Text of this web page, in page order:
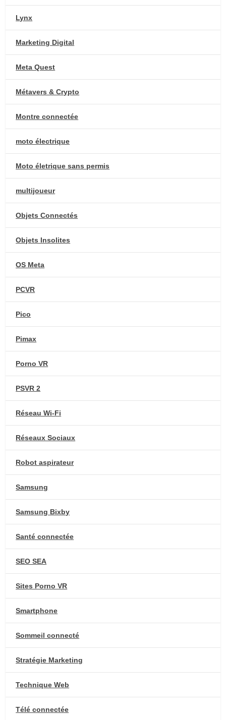
Lynx
Marketing Digital
Meta Quest
Métavers & Crypto
Montre connectée
moto électrique
Moto életrique sans permis
multijoueur
Objets Connectés
Objets Insolites
OS Meta
PCVR
Pico
Pimax
Porno VR
PSVR 2
Réseau Wi-Fi
Réseaux Sociaux
Robot aspirateur
Samsung
Samsung Bixby
Santé connectée
SEO SEA
Sites Porno VR
Smartphone
Sommeil connecté
Stratégie Marketing
Technique Web
Télé connectée